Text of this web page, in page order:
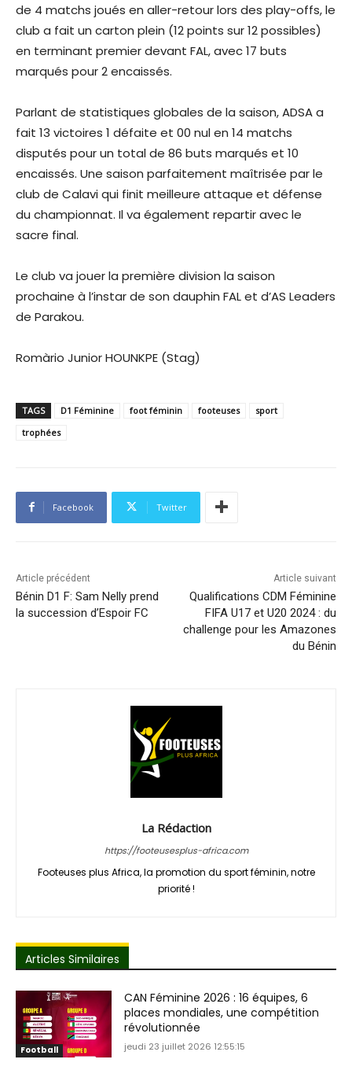
de 4 matchs joués en aller-retour lors des play-offs, le
club a fait un carton plein (12 points sur 12 possibles)
en terminant premier devant FAL, avec 17 buts
marqués pour 2 encaissés.
Parlant de statistiques globales de la saison, ADSA a
fait 13 victoires 1 défaite et 00 nul en 14 matchs
disputés pour un total de 86 buts marqués et 10
encaissés. Une saison parfaitement maîtrisée par le
club de Calavi qui finit meilleure attaque et défense
du championnat. Il va également repartir avec le
sacre final.
Le club va jouer la première division la saison
prochaine à l’instar de son dauphin FAL et d’AS Leaders
de Parakou.
Romàrio Junior HOUNKPE (Stag)
TAGS D1 Féminine foot féminin footeuses
sport
trophées
Facebook Twitter
Article précédent
Bénin D1 F: Sam Nelly prend
la succession d’Espoir FC
Article suivant
Qualifications CDM Féminine
FIFA U17 et U20 2024 : du
challenge pour les Amazones
du Bénin
La Rédaction
https://footeusesplus-africa.com
Footeuses plus Africa, la promotion du sport féminin, notre
priorité !
Articles Similaires
Football
CAN Féminine 2026 : 16 équipes, 6
places mondiales, une compétition
révolutionnée
jeudi 23 juillet 2026 12:55:15